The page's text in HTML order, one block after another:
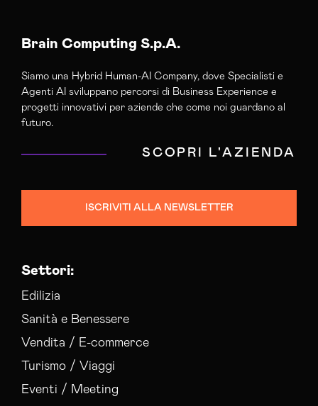
Brain Computing S.p.A.
Siamo una Hybrid Human-AI Company, dove Specialisti e
Agenti AI sviluppano percorsi di Business Experience e
progetti innovativi per aziende che come noi guardano al
futuro.
SCOPRI L'AZIENDA
ISCRIVITI ALLA NEWSLETTER
Settori:
Edilizia
Sanità e Benessere
Vendita / E-commerce
Turismo / Viaggi
Eventi / Meeting